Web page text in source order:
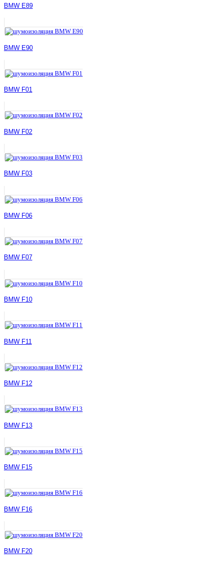
BMW E89
BMW E90
BMW F01
BMW F02
BMW F03
BMW F06
BMW F07
BMW F10
BMW F11
BMW F12
BMW F13
BMW F15
BMW F16
BMW F20